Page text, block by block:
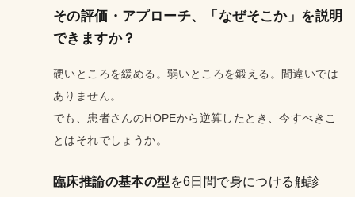
その評価・アプローチ、「なぜそこか」を説明
できますか？
硬いところを緩める。弱いところを鍛える。間違いでは
ありません。
でも、患者さんのHOPEから逆算したとき、今すべきこ
とはそれでしょうか。
臨床推論の基本の型 を6日間で身につける触診